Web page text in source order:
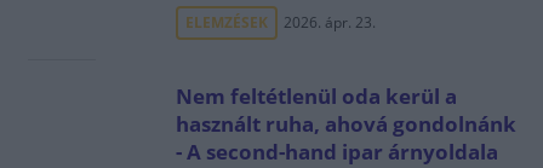
ELEMZÉSEK 2026. ápr. 23.
Nem feltétlenül oda kerül a
használt ruha, ahová gondolnánk
- A second-hand ipar árnyoldala